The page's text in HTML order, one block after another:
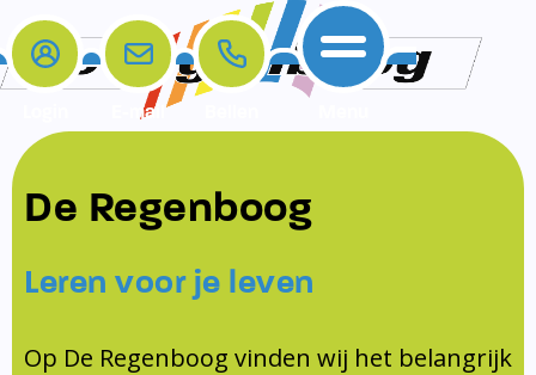
Home
De school
Opleiding en Stage
KomKids
Ouders
Ouders
Contact
Contact
Contact
Samenwerkingen
Schoollogopedist
E-mail
De Regenboog
Leren voor je leven
Op De Regenboog vinden wij het belangrijk